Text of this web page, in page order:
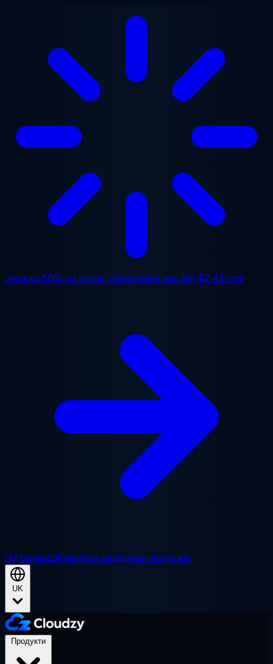
Знижка 50% усі плани, обмежений час. Від$2.48/mo
ПідтримкаЗв'язатися з відділом продажів
UK